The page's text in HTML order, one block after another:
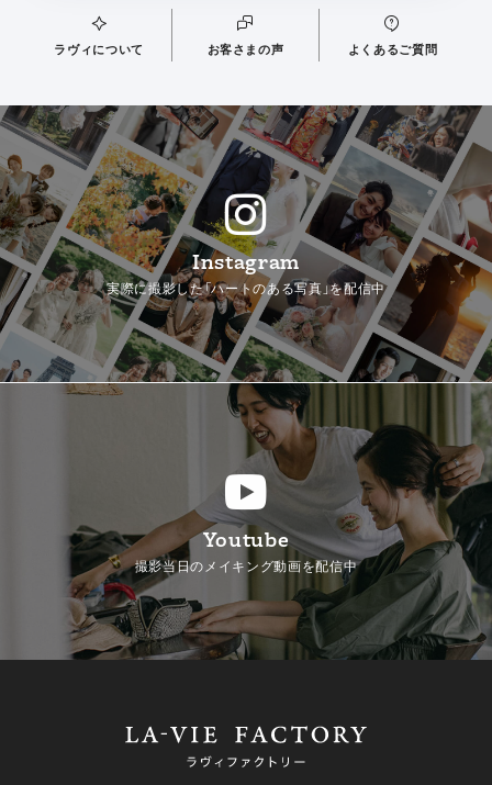
ラヴィについて お客さまの声 よくあるご質問
Instagram
実際に撮影した「ハートのある写真」を配信中
Youtube
撮影当日のメイキング動画を配信中